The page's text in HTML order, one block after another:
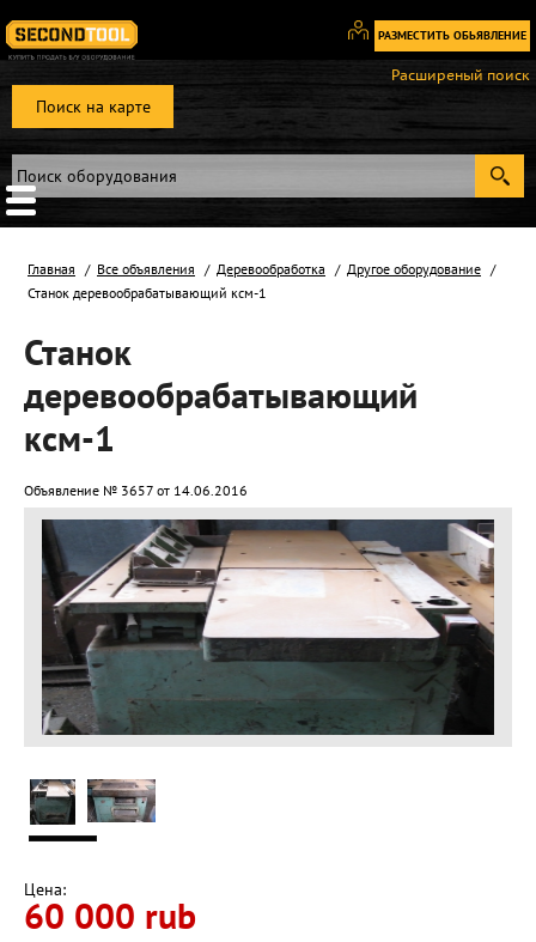
РАЗМЕСТИТЬ ОБЬЯВЛЕНИЕ
Вход
Регистрация
Поиск на карте
Расширеный поиск
Главная Все объявления Деревообработка
Другое оборудование
Станок деревообрабатывающий ксм-1
Станок
деревообрабатывающий
ксм-1
Объявление № 3657 от 14.06.2016
Цена:
60 000 rub